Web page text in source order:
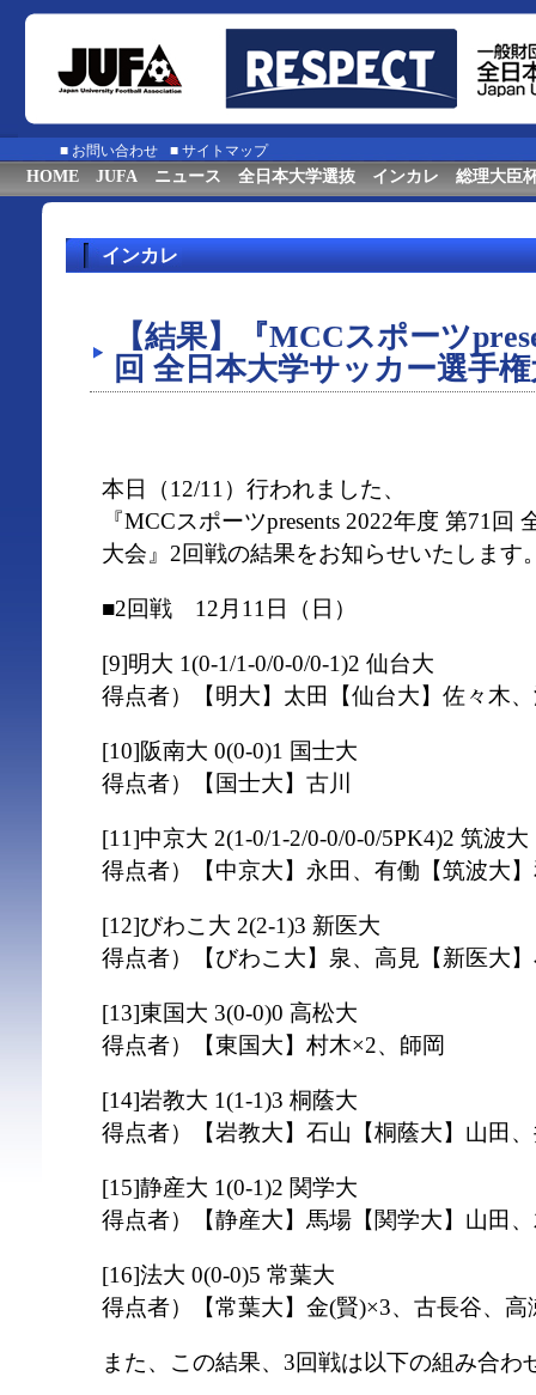
■ お問い合わせ ■ サイトマップ
HOME JUFA ニュース 全日本大学選抜 インカレ 総理大臣
インカレ
【結果】『MCCスポーツ
回 全日本大学サッカー選手
本日（12/11）行われました、
『MCCスポーツpresents 2022年度 第71
大会』2回戦の結果をお知らせいたします
■2回戦 12月11日（日）
[9]明大 1(0-1/1-0/0-0/0-1)2 仙台大
得点者）【明大】太田【仙台大】佐々木
[10]阪南大 0(0-0)1 国士大
得点者）【国士大】古川
[11]中京大 2(1-0/1-2/0-0/0-0/5PK4)2 筑波大
得点者）【中京大】永田、有働【筑波大
[12]びわこ大 2(2-1)3 新医大
得点者）【びわこ大】泉、高見【新医大
[13]東国大 3(0-0)0 高松大
得点者）【東国大】村木×2、師岡
[14]岩教大 1(1-1)3 桐蔭大
得点者）【岩教大】石山【桐蔭大】山田
[15]静産大 1(0-1)2 関学大
得点者）【静産大】馬場【関学大】山田
[16]法大 0(0-0)5 常葉大
得点者）【常葉大】金(賢)×3、古長谷、高
また、この結果、3回戦は以下の組み合わ